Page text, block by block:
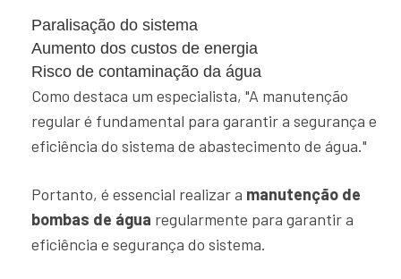
Paralisação do sistema
Aumento dos custos de energia
Risco de contaminação da água
Como destaca um especialista, "A manutenção
regular é fundamental para garantir a segurança e
eficiência do sistema de abastecimento de água."
Portanto, é essencial realizar a manutenção de
bombas de água regularmente para garantir a
eficiência e segurança do sistema.